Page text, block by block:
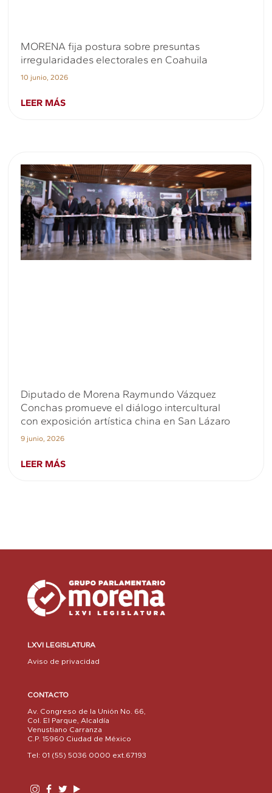
MORENA fija postura sobre presuntas
irregularidades electorales en Coahuila
10 junio, 2026
LEER MÁS
Diputado de Morena Raymundo Vázquez
Conchas promueve el diálogo intercultural
con exposición artística china en San Lázaro
9 junio, 2026
LEER MÁS
LXVI LEGISLATURA
Aviso de privacidad
CONTACTO
Av. Congreso de la Unión No. 66,
Col. El Parque, Alcaldía
Venustiano Carranza
C.P. 15960 Ciudad de México
Tel: 01 (55) 5036 0000 ext.67193